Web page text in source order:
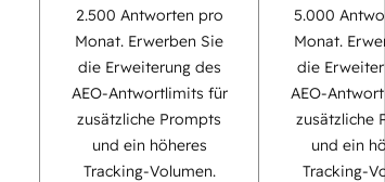
2.500 Antworten pro
Monat. Erwerben Sie
die Erweiterung des
AEO-Antwortlimits für
zusätzliche Prompts
und ein höheres
Tracking-Volumen.
5.000
Monat.
die
AEO-
zusätzliche
und ein
Tracking-